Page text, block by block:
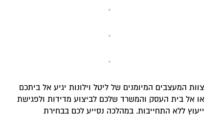
צוות המעצבים המיומנים של ליטל וילונות יגיע אל ביתכם
או אל בית העסק והמשרד שלכם לביצוע מדידות ולפגישת
ייעוץ ללא התחייבות. במהלכה נסייע לכם בבחירת